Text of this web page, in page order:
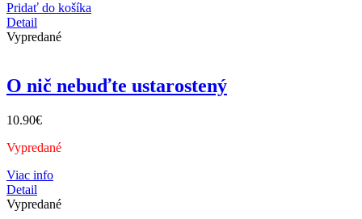
Pridať do košíka
Detail
Vypredané
O nič nebuďte ustarostený
10.90€
Vypredané
Viac info
Detail
Vypredané